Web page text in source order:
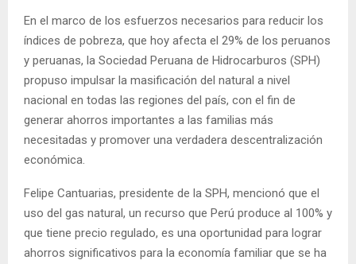
En el marco de los esfuerzos necesarios para reducir los
índices de pobreza, que hoy afecta el 29% de los peruanos
y peruanas, la Sociedad Peruana de Hidrocarburos (SPH)
propuso impulsar la masificación del natural a nivel
nacional en todas las regiones del país, con el fin de
generar ahorros importantes a las familias más
necesitadas y promover una verdadera descentralización
económica.
Felipe Cantuarias, presidente de la SPH, mencionó que el
uso del gas natural, un recurso que Perú produce al 100% y
que tiene precio regulado, es una oportunidad para lograr
ahorros significativos para la economía familiar que se ha